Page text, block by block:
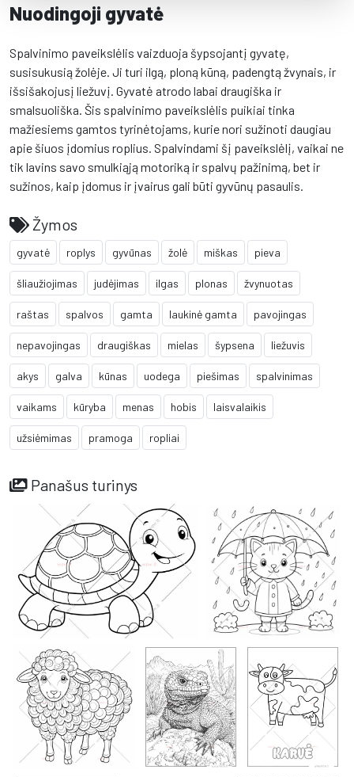
Nuodingoji gyvatė
Spalvinimo paveikslėlis vaizduoja šypsojantį gyvatę,
susisukusią žolėje. Ji turi ilgą, ploną kūną, padengtą žvynais, ir
išsišakojusį liežuvį. Gyvatė atrodo labai draugiška ir
smalsuoliška. Šis spalvinimo paveikslėlis puikiai tinka
mažiesiems gamtos tyrinėtojams, kurie nori sužinoti daugiau
apie šiuos įdomius roplius. Spalvindami šį paveikslėlį, vaikai ne
tik lavins savo smulkiąją motoriką ir spalvų pažinimą, bet ir
sužinos, kaip įdomus ir įvairus gali būti gyvūnų pasaulis.
Žymos
gyvatė roplys gyvūnas žolė miškas pieva
šliaužiojimas judėjimas ilgas plonas žvynuotas
raštas spalvos gamta laukinė gamta pavojingas
nepavojingas draugiškas mielas šypsena liežuvis
akys galva kūnas uodega piešimas spalvinimas
vaikams kūryba menas hobis laisvalaikis
užsiėmimas pramoga ropliai
Panašus turinys